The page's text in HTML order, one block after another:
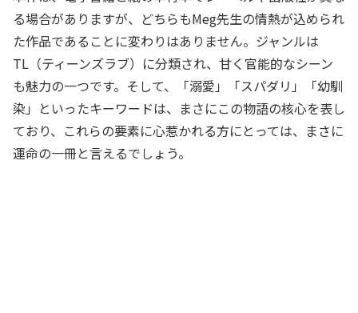
る場合がありますが、どちらもMeg先生の情熱が込められ
た作品であることに変わりはありません。ジャンルは
TL（ティーンズラブ）に分類され、甘く官能的なシーン
も魅力の一つです。そして、「溺愛」「スパダリ」「幼馴
染」といったキーワードは、まさにこの物語の核心を表し
ており、これらの要素に心惹かれる方にとっては、まさに
運命の一冊と言えるでしょう。